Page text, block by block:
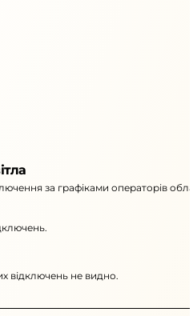
за графіками операторів
відключень не видно.